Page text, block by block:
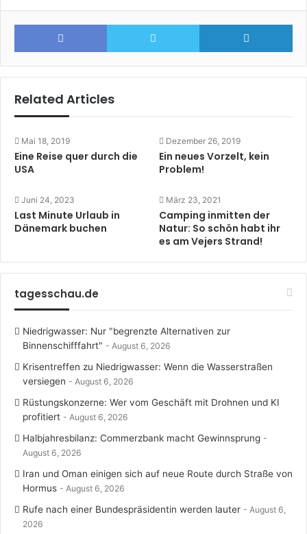
Facebook Twitter
Related Articles
Mai 18, 2019
Eine Reise quer durch die
USA
Dezember 26, 2019
Ein neues Vorzelt, kein
Problem!
Juni 24, 2023
Last Minute Urlaub in
Dänemark buchen
März 23, 2021
Camping inmitten der
Natur: So schön habt ihr
es am Vejers Strand!
tagesschau.de
Niedrigwasser: Nur "begrenzte Alternativen zur
Binnenschifffahrt"
August 6, 2026
Krisentreffen zu Niedrigwasser: Wenn die Wasserstraßen
versiegen
August 6, 2026
Rüstungskonzerne: Wer vom Geschäft mit Drohnen und KI
profitiert
August 6, 2026
Halbjahresbilanz: Commerzbank macht Gewinnsprung
August 6, 2026
Iran und Oman einigen sich auf neue Route durch Straße von
Hormus
August 6, 2026
Rufe nach einer Bundespräsidentin werden lauter
August 6,
2026